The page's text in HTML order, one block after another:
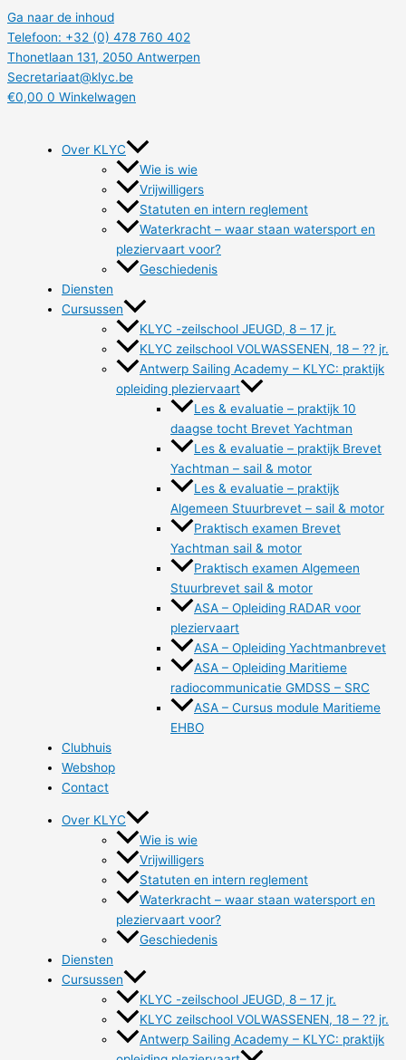
Ga naar de inhoud
Telefoon: +32 (0) 478 760 402
Thonetlaan 131, 2050 Antwerpen
Secretariaat@klyc.be
€0,00 0 Winkelwagen
Over KLYC
Wie is wie
Vrijwilligers
Statuten en intern reglement
Waterkracht – waar staan watersport en
pleziervaart voor?
Geschiedenis
Diensten
Cursussen
KLYC -zeilschool JEUGD, 8 – 17 jr.
KLYC zeilschool VOLWASSENEN, 18 – ?? jr.
Antwerp Sailing Academy – KLYC: praktijk
opleiding pleziervaart
Les & evaluatie – praktijk 10
daagse tocht Brevet Yachtman
Les & evaluatie – praktijk Brevet
Yachtman – sail & motor
Les & evaluatie – praktijk
Algemeen Stuurbrevet – sail & motor
Praktisch examen Brevet
Yachtman sail & motor
Praktisch examen Algemeen
Stuurbrevet sail & motor
ASA – Opleiding RADAR voor
pleziervaart
ASA – Opleiding Yachtmanbrevet
ASA – Opleiding Maritieme
radiocommunicatie GMDSS – SRC
ASA – Cursus module Maritieme
EHBO
Clubhuis
Webshop
Contact
Over KLYC
Wie is wie
Vrijwilligers
Statuten en intern reglement
Waterkracht – waar staan watersport en
pleziervaart voor?
Geschiedenis
Diensten
Cursussen
KLYC -zeilschool JEUGD, 8 – 17 jr.
KLYC zeilschool VOLWASSENEN, 18 – ?? jr.
Antwerp Sailing Academy – KLYC: praktijk